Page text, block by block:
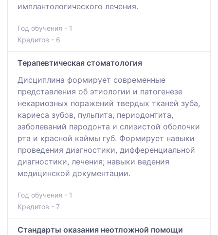
имплантологического лечения.
Год обучения - 1
Кредитов - 6
Терапевтическая стоматология
Дисциплина формирует современные
представления об этиологии и патогенезе
некариозных поражений твердых тканей зуба,
кариеса зубов, пульпита, периодонтита,
заболеваний пародонта и слизистой оболочки
рта и красной каймы губ. Формирует навыки
проведения диагностики, дифференциальной
диагностики, лечения; навыки ведения
медицинской документации.
Год обучения - 1
Кредитов - 7
Стандарты оказания неотложной помощи